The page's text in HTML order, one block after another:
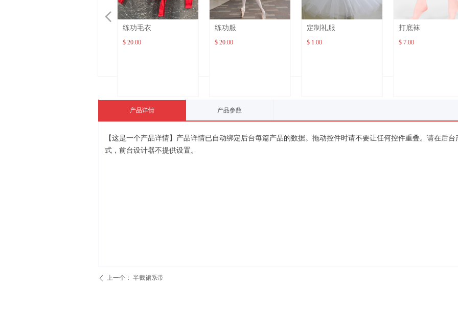
产品详情 产品参数
【这是一个产品详情】产品详情已自动绑定后台每篇产品的数据。拖动控件时请不要让任何控件重叠。请在后
式，前台设计器不提供设置。
练功毛衣
$ 20.00
练功服
$ 20.00
定制礼服
$ 1.00
打底袜
$ 7.00
넳
ꄴ 上一个： 半截裙系带